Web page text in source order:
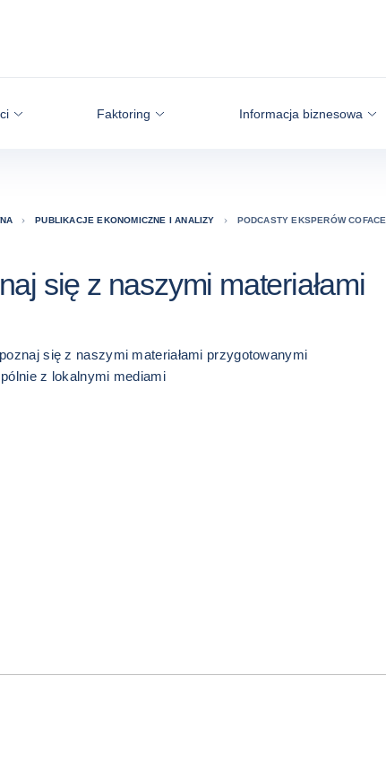
Faktoring Informacja biznesowa
PUBLIKACJE EKONOMICZNE I ANALIZY PODCASTY EKSPERÓW COFACE
się z naszymi materiałami
się z naszymi materiałami przygotowanymi
z lokalnymi mediami